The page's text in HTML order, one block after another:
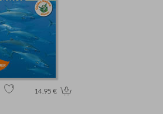
14.95 €